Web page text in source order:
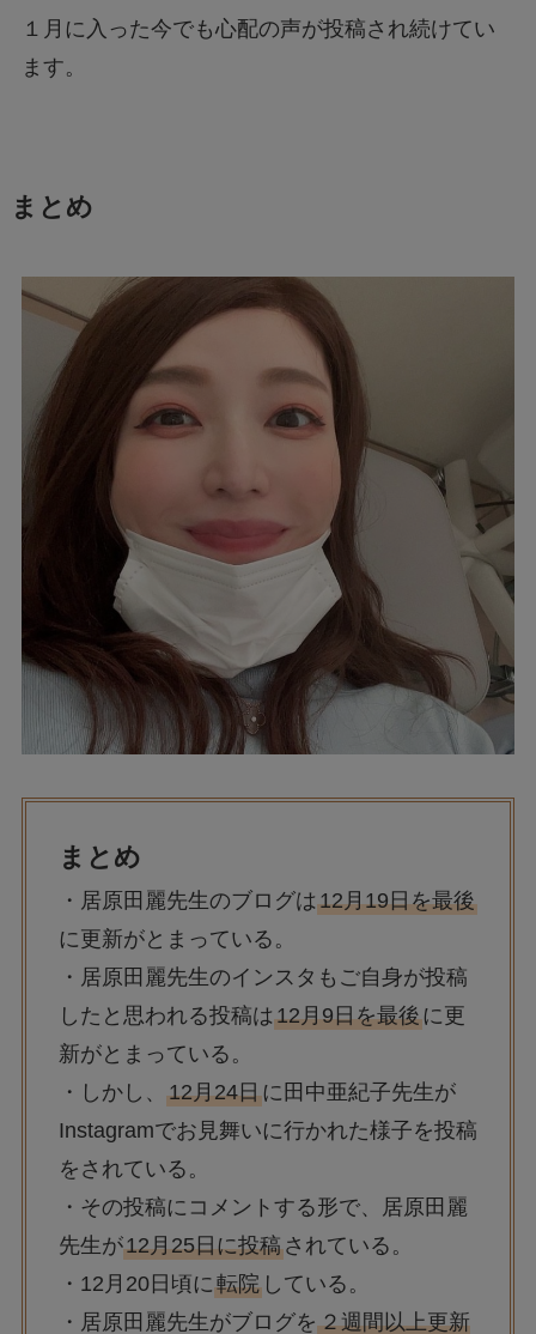
１月に入った今でも心配の声が投稿され続けてい
ます。
まとめ
まとめ
・居原田麗先生のブログは12月19日を最後
に更新がとまっている。
・居原田麗先生のインスタもご自身が投稿
したと思われる投稿は12月9日を最後に更
新がとまっている。
・しかし、 12月24日に田中亜紀子先生が
Instagramでお見舞いに行かれた様子を投稿
をされている。
・その投稿にコメントする形で、居原田麗
先生が12月25日に投稿されている。
・12月20日頃に転院している。
・居原田麗先生がブログを２週間以上更新